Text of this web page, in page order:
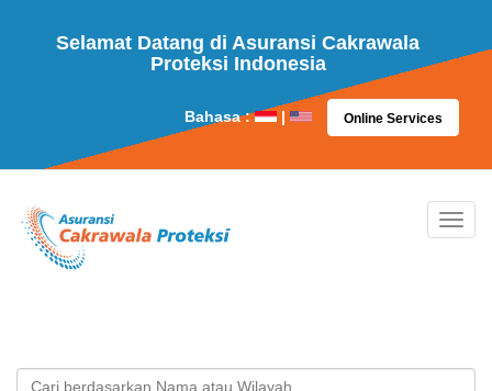
Selamat Datang di Asuransi Cakrawala
Proteksi Indonesia
Bahasa : | Online Services